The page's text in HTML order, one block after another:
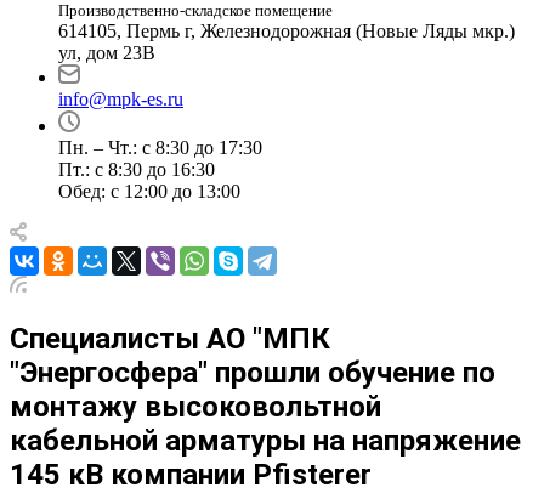
Производственно-складское помещение
614105, Пермь г, Железнодорожная (Новые Ляды мкр.)
ул, дом 23В
info@mpk-es.ru
Пн. – Чт.: с 8:30 до 17:30
Пт.: с 8:30 до 16:30
Обед: с 12:00 до 13:00
Специалисты АО "МПК
"Энергосфера" прошли обучение по
монтажу высоковольтной
кабельной арматуры на напряжение
145 кВ компании Pfisterer